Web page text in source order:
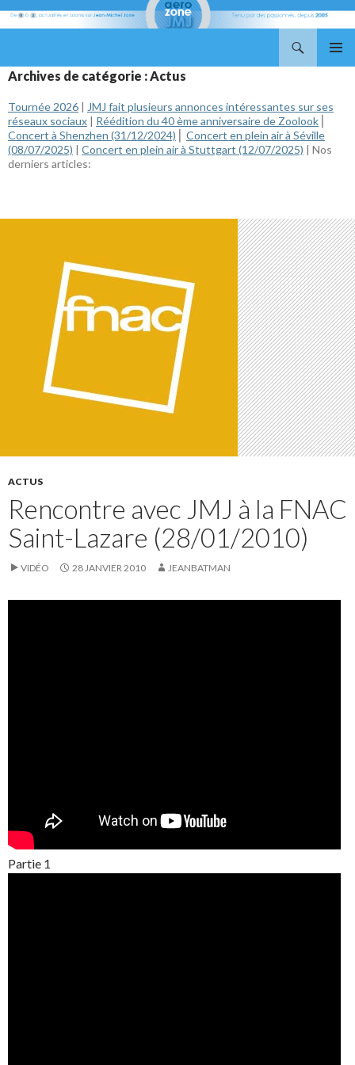
AU
Archives de catégorie : Actus
Tournée 2026 | JMJ fait plusieurs annonces intéressantes sur ses
réseaux sociaux | Réédition du 40 ème anniversaire de Zoolook
Concert à Shenzhen (31/12/2024)
Concert en plein air à Séville
(08/07/2025) | Concert en plein air à Stuttgart (12/07/2025) | Nos
derniers articles:
ACTUS
Rencontre avec JMJ à la FNAC
Saint-Lazare (28/01/2010)
VIDÉO 28 JANVIER 2010 JEANBATMAN
Partie 1